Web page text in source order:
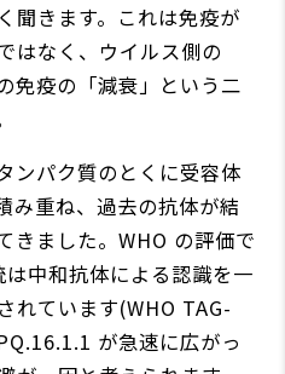
聞きます。これは免疫が
はなく、ウイルス側の
免疫の「減衰」という二
ンパク質のとくに受容体
み重ね、過去の抗体が結
きました。WHO の評価で
中和抗体による認識を一
れています(WHO TAG-
が急速に広がっ